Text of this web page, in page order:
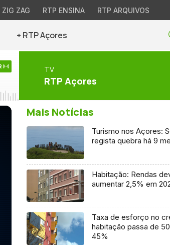
ZIG ZAG RTP ENSINA RTP ARQUIVOS
+ RTP Açores
TV
RTP Açores
Mais Notícias
Turismo nos Açores:
regista quebra há 9
Habitação: Rendas
aumentar 2,5% em
Taxa de esforço no
habitação passa de
45%